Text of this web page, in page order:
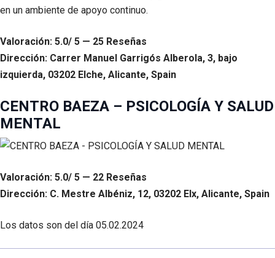
en un ambiente de apoyo continuo.
Valoración: 5.0/ 5 — 25 Reseñas
Dirección: Carrer Manuel Garrigós Alberola, 3, bajo
izquierda, 03202 Elche, Alicante, Spain
CENTRO BAEZA – PSICOLOGÍA Y SALUD
MENTAL
Valoración: 5.0/ 5 — 22 Reseñas
Dirección: C. Mestre Albéniz, 12, 03202 Elx, Alicante, Spain
Los datos son del día 05.02.2024